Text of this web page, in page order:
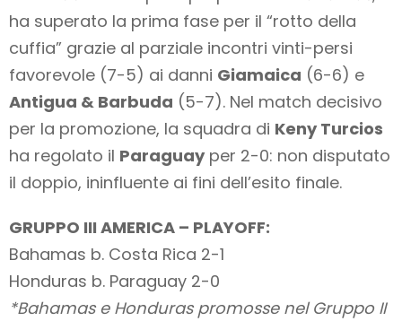
ha superato la prima fase per il “rotto della
cuffia” grazie al parziale incontri vinti-persi
favorevole (7-5) ai danni Giamaica (6-6) e
Antigua & Barbuda (5-7). Nel match decisivo
per la promozione, la squadra di Keny Turcios
ha regolato il Paraguayper 2-0: non disputato
il doppio, ininfluente ai fini dell’esito finale.
GRUPPO III AMERICA – PLAYOFF:
Bahamas b. Costa Rica 2-1
Honduras b. Paraguay 2-0
*Bahamas e Honduras promosse nel Gruppo II